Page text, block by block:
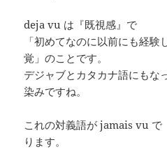
deja vu は『既視感』で
「初めてなのに以前にも経
覚」のことです。
デジャブとカタカナ語にもな
染みですね。
これの対義語が jamais vu で
ります。